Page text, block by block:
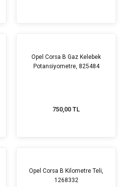
Opel Corsa B Gaz Kelebek
Potansiyometre, 825484
750,00 TL
Opel Corsa B Kilometre Teli,
1268332